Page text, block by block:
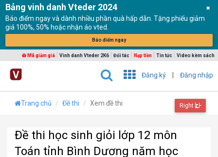
Bảng vinh danh Vteder 2024
Báo điểm ngay và dành nhiều phần quà hấp dẫn. Tặng phiếu giảm
giá 100%, 50% hoặc nhận áo vted.
Báo điểm ngay
Mã giảm giá Vinh danh Vteder 2K6 Đối tác Nạp tiền Tin tức Video kèm sách
Đăng ký Đăng nhập
Trang chủ Đề thi Xem đề thi Right
Đề thi học sinh giỏi lớp 12 môn
Toán tỉnh Bình Dương năm học